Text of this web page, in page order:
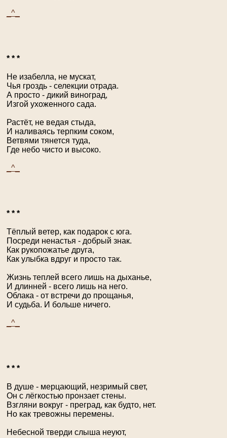
_^_
* * *
Не изабелла, не мускат,
Чья гроздь - селекции отрада.
А просто - дикий виноград,
Изгой ухоженного сада.
Растёт, не ведая стыда,
И наливаясь терпким соком,
Ветвями тянется туда,
Где небо чисто и высоко.
_^_
* * *
Тёплый ветер, как подарок с юга.
Посреди ненастья - добрый знак.
Как рукопожатье друга,
Как улыбка вдруг и просто так.
Жизнь теплей всего лишь на дыханье,
И длинней - всего лишь на него.
Облака - от встречи до прощанья,
И судьба. И больше ничего.
_^_
* * *
В душе - мерцающий, незримый свет,
Он с лёгкостью пронзает стены.
Взгляни вокруг - преград, как будто, нет.
Но как тревожны перемены.
Небесной тверди слыша неуют,